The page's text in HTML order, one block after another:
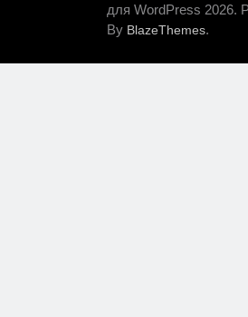
для WordPress 2026.
By BlazeThemes.